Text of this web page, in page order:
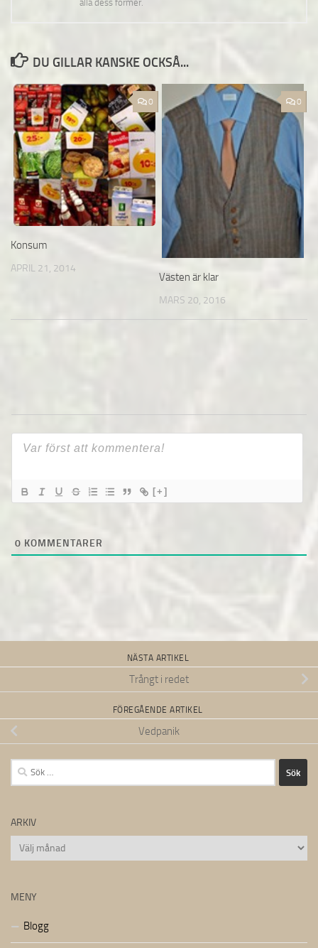
alla dess former.
DU GILLAR KANSKE OCKSÅ...
0
Konsum
APRIL 21, 2014
0
Västen är klar
MARS 20, 2016
[+]
0 KOMMENTARER
NÄSTA ARTIKEL
Trångt i redet
FÖREGÅENDE ARTIKEL
Vedpanik
Sök
efter:
ARKIV
Arkiv
MENY
Blogg